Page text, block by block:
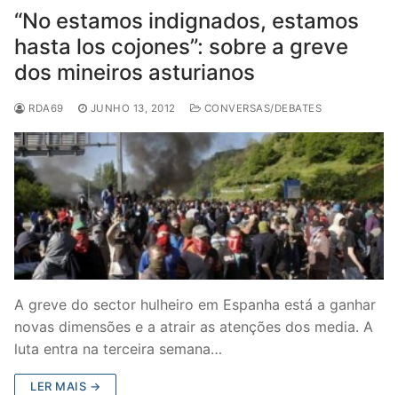
“No estamos indignados, estamos
hasta los cojones”: sobre a greve
dos mineiros asturianos
RDA69 JUNHO 13, 2012 CONVERSAS/DEBATES
A greve do sector hulheiro em Espanha está a ganhar
novas dimensões e a atrair as atenções dos media. A
luta entra na terceira semana…
LER MAIS →